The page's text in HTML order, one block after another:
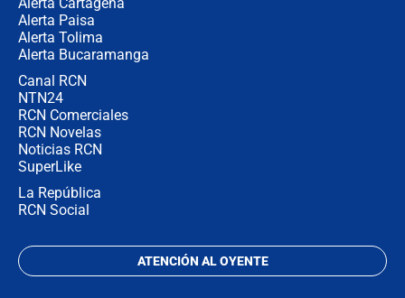
Alerta Paisa
Alerta Tolima
Alerta Bucaramanga
Canal RCN
NTN24
RCN Comerciales
RCN Novelas
Noticias RCN
SuperLike
La República
RCN Social
ATENCIÓN AL OYENTE